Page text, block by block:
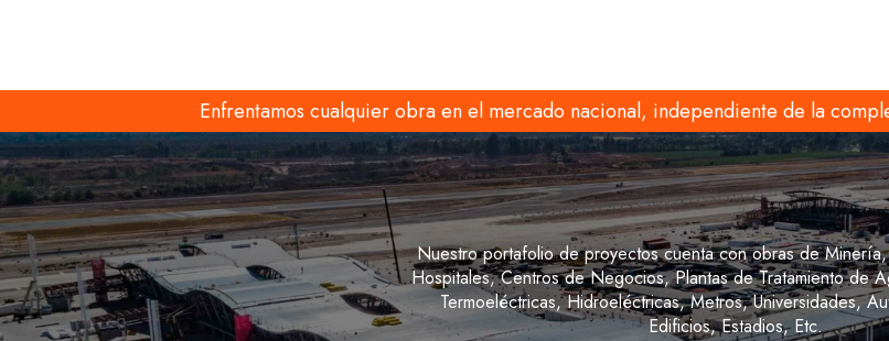
Enfrentamos cualquier obra en el mercado nacional, independiente de la
Nuestro portafolio de proyectos cuenta con obras de
Hospitales, Centros de Negocios, Plantas de Tratamiento de
Termoeléctricas, Hidroeléctricas, Metros, Universidades,
Edificios, Estadios, Etc.